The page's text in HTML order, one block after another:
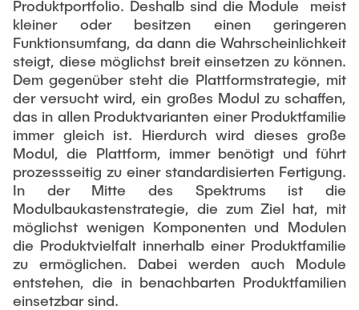
Onlineangebot
Maschinenelemente-Demonstrationspool
Virtueller Demonstrationspool
Virtueller Fluidtechnik-Demonstrationspool
Produktportfolio. Deshalb sind die Module meist
kleiner oder besitzen einen geringeren
Funktionsumfang, da dann die Wahrscheinlichkeit
steigt, diese möglichst breit einsetzen zu können.
Dem gegenüber steht die Plattformstrategie, mit
der versucht wird, ein großes Modul zu schaffen,
das in allen Produktvarianten einer Produktfamilie
immer gleich ist. Hierdurch wird dieses große
Modul, die Plattform, immer benötigt und führt
prozessseitig zu einer standardisierten Fertigung.
In der Mitte des Spektrums ist die
Modulbaukastenstrategie, die zum Ziel hat, mit
möglichst wenigen Komponenten und Modulen
die Produktvielfalt innerhalb einer Produktfamilie
zu ermöglichen. Dabei werden auch Module
entstehen, die in benachbarten Produktfamilien
einsetzbar sind.